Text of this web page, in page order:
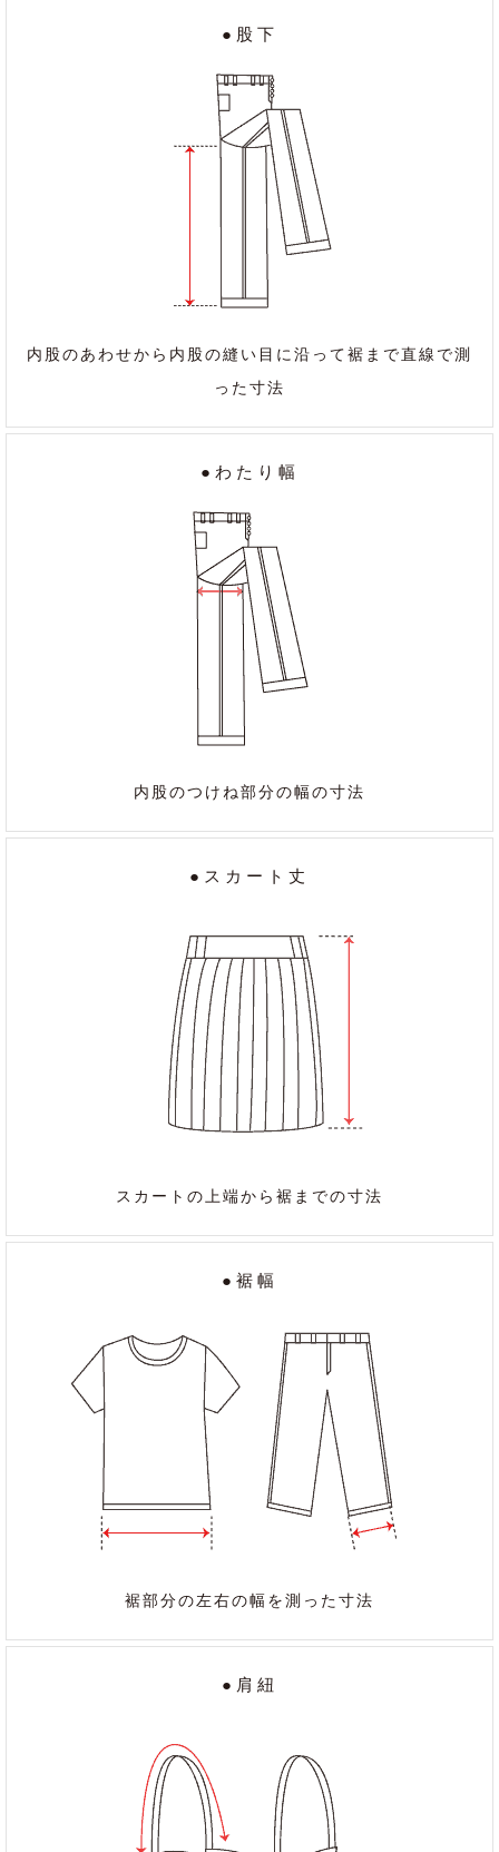
●股下
内股のあわせから内股の縫い目に沿って裾まで直線で測
った寸法
●わたり幅
内股のつけね部分の幅の寸法
●スカート丈
スカートの上端から裾までの寸法
●裾幅
裾部分の左右の幅を測った寸法
●肩紐